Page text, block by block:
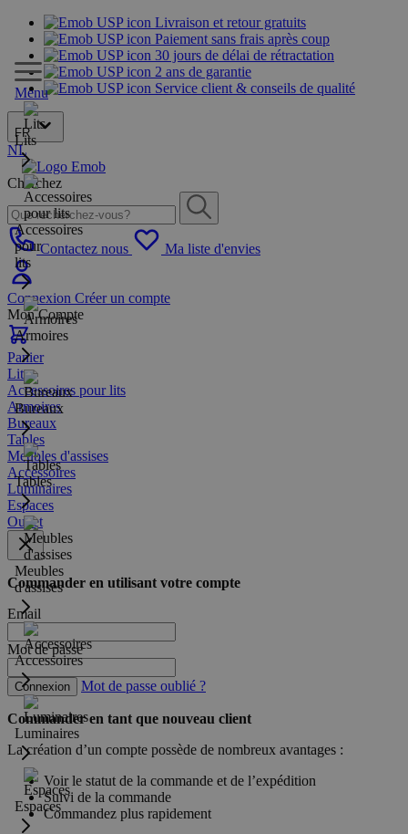
Livraison et retour gratuits
Paiement sans frais après coup
30 jours de délai de rétractation
2 ans de garantie
Service client & conseils de qualité
FR
NL
Cherchez
Contactez nous Ma liste d'envies
Connexion Créer un compte
Mon Compte
Panier
Menu
Lits
Accessoires
pour
lits
Armoires
Bureaux
Tables
Meubles
d'assises
Accessoires
Luminaires
Espaces
Lits
Accessoires pour lits
Armoires
Bureaux
Tables
Meubles d'assises
Accessoires
Luminaires
Espaces
Outlet
Commander en utilisant votre compte
Email
Mot de passe
Connexion Mot de passe oublié ?
Commander en tant que nouveau client
La création d’un compte possède de nombreux avantages :
Voir le statut de la commande et de l’expédition
Suivi de la commande
Commandez plus rapidement